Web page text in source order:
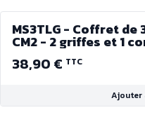
MS3TLG - Coffret
CM2 - 2 griffes et 1
38,90 € TTC
Ajouter